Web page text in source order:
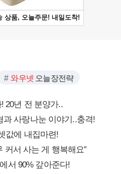
와우넷 오늘장전략
20년 전 분양가..
사랑나눈 이야기..충격!
값에 내집마련!
커서 사는 게 행복해요”
서 90% 갚아준다!